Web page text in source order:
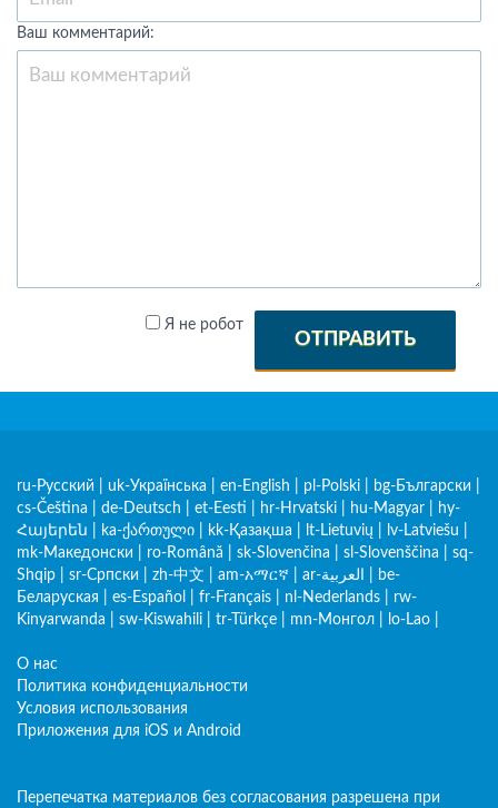
Ваш комментарий:
Я не робот
ОТПРАВИТЬ
ru-Русский uk-Українська en-English pl-Polski bg-Български
cs-Čeština
de-Deutsch et-Eesti hr-Hrvatski hu-Magyar
hy-
Հայերեն
ka-ქართული kk-Қазақша lt-Lietuvių lv-Latviešu
mk-Македонски
ro-Română sk-Slovenčina sl-Slovenščina
sq-
Shqip
sr-Српски zh-中文 am-አማርኛ ar-العربية
be-
Беларуская
es-Español fr-Français nl-Nederlands
rw-
Kinyarwanda
sw-Kiswahili tr-Türkçe mn-Монгол lo-Lao
О нас
Политика конфиденциальности
Условия использования
Приложения для iOS и Android
Перепечатка материалов без согласования разрешена при